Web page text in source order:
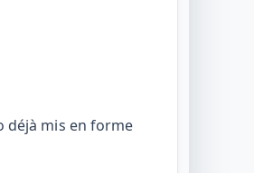
déjà mis en forme